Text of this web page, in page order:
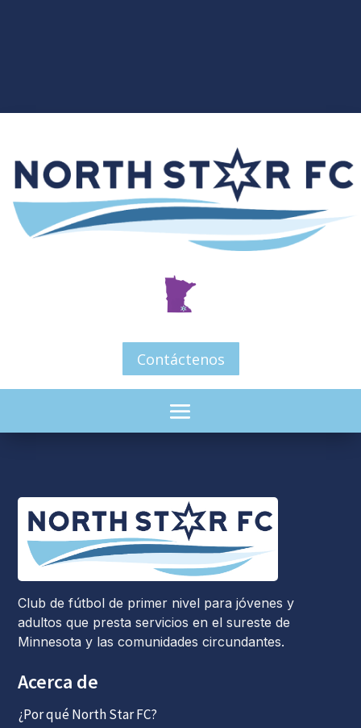
Contáctenos
Club de fútbol de primer nivel para jóvenes y
adultos que presta servicios en el sureste de
Minnesota y las comunidades circundantes.
Acerca de
¿Por qué North Star FC?